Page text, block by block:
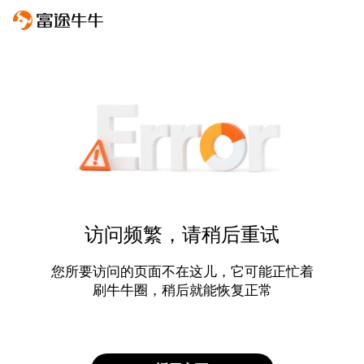
访问频繁，请稍后重试
您所要访问的页面不在这儿，它可能正忙着
刷牛牛圈，稍后就能恢复正常